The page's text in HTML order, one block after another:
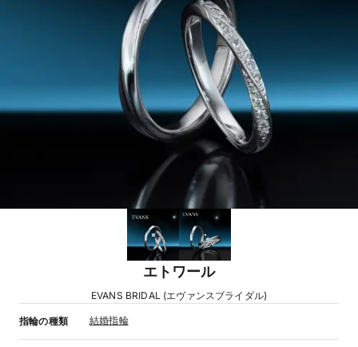
エトワール
EVANS BRIDAL (エヴァンスブライダル)
指輪の種類 結婚指輪